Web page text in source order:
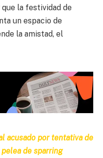
que la festividad de
un espacio de
la amistad, el
acusado por tentativa de
de sparring